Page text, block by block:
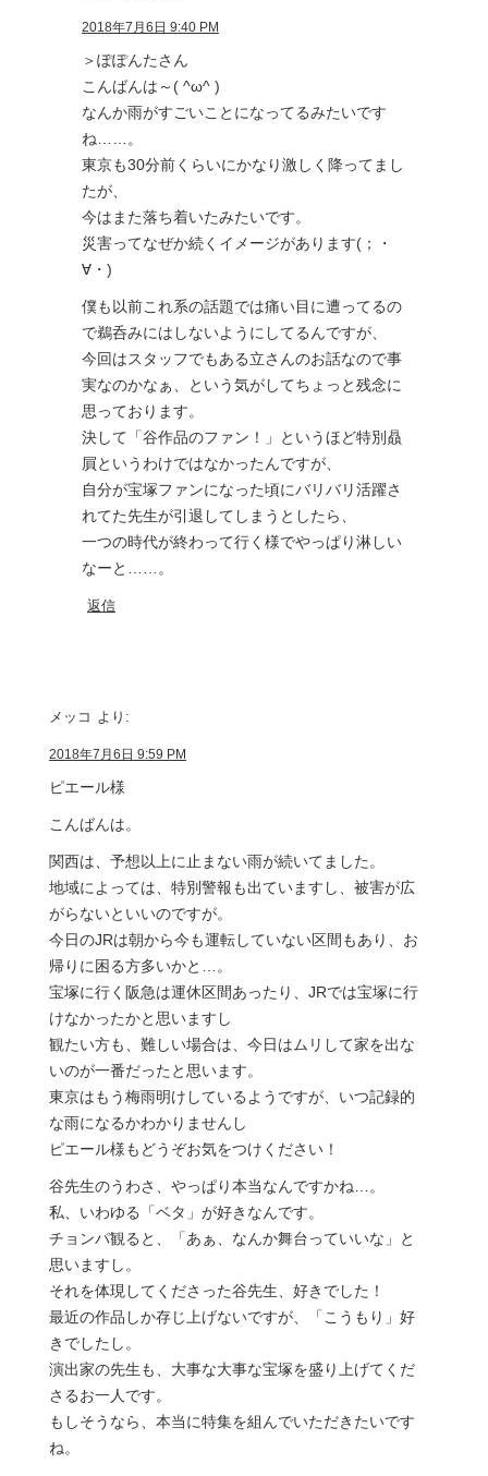
2018年7月6日 9:40 PM
＞ぽぽんたさん
こんばんは～( ^ω^ )
なんか雨がすごいことになってるみたいです
ね……。
東京も30分前くらいにかなり激しく降ってまし
たが、
今はまた落ち着いたみたいです。
災害ってなぜか続くイメージがあります(；・
∀・)
僕も以前これ系の話題では痛い目に遭ってるの
で鵜呑みにはしないようにしてるんですが、
今回はスタッフでもある立さんのお話なので事
実なのかなぁ、という気がしてちょっと残念に
思っております。
決して「谷作品のファン！」というほど特別贔
屓というわけではなかったんですが、
自分が宝塚ファンになった頃にバリバリ活躍さ
れてた先生が引退してしまうとしたら、
一つの時代が終わって行く様でやっぱり淋しい
なーと……。
返信
メッコ より:
2018年7月6日 9:59 PM
ピエール様
こんばんは。
関西は、予想以上に止まない雨が続いてました。
地域によっては、特別警報も出ていますし、被害が広
がらないといいのですが。
今日のJRは朝から今も運転していない区間もあり、お
帰りに困る方多いかと…。
宝塚に行く阪急は運休区間あったり、JRでは宝塚に行
けなかったかと思いますし
観たい方も、難しい場合は、今日はムリして家を出な
いのが一番だったと思います。
東京はもう梅雨明けしているようですが、いつ記録的
な雨になるかわかりませんし
ピエール様もどうぞお気をつけください！
谷先生のうわさ、やっぱり本当なんですかね…。
私、いわゆる「ベタ」が好きなんです。
チョンパ観ると、「あぁ、なんか舞台っていいな」と
思いますし。
それを体現してくださった谷先生、好きでした！
最近の作品しか存じ上げないですが、「こうもり」好
きでしたし。
演出家の先生も、大事な大事な宝塚を盛り上げてくだ
さるお一人です。
もしそうなら、本当に特集を組んでいただきたいです
ね。